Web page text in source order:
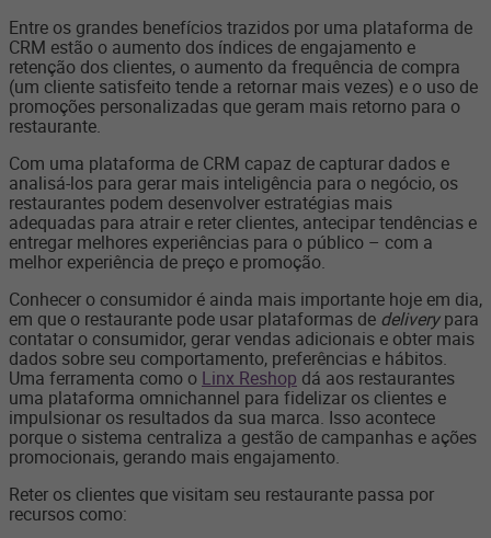
Entre os grandes benefícios trazidos por uma plataforma de
CRM estão o aumento dos índices de engajamento e
retenção dos clientes, o aumento da frequência de compra
(um cliente satisfeito tende a retornar mais vezes) e o uso de
promoções personalizadas que geram mais retorno para o
restaurante.
Com uma plataforma de CRM capaz de capturar dados e
analisá-los para gerar mais inteligência para o negócio, os
restaurantes podem desenvolver estratégias mais
adequadas para atrair e reter clientes, antecipar tendências e
entregar melhores experiências para o público – com a
melhor experiência de preço e promoção.
Conhecer o consumidor é ainda mais importante hoje em dia,
em que o restaurante pode usar plataformas de deliverypara
contatar o consumidor, gerar vendas adicionais e obter mais
dados sobre seu comportamento, preferências e hábitos.
Uma ferramenta como o Linx Reshop dá aos restaurantes
uma plataforma omnichannel para fidelizar os clientes e
impulsionar os resultados da sua marca. Isso acontece
porque o sistema centraliza a gestão de campanhas e ações
promocionais, gerando mais engajamento.
Reter os clientes que visitam seu restaurante passa por
recursos como: